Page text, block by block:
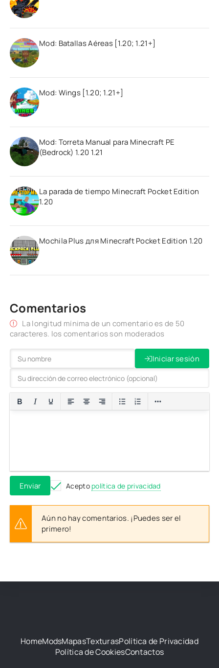
Mod: Batallas Aéreas [1.20; 1.21+]
Mod: Wings [1.20; 1.21+]
Mod: Torreta Manual para Minecraft PE
(Bedrock) 1.20 1.21
La parada de tiempo Minecraft Pocket Edition
1.20
Mochila Plus для Minecraft Pocket Edition 1.20
Comentarios
La longitud mínima de un comentario es de 50
caracteres. los comentarios son moderados
Iniciar sesión
Enviar Acepto política de privacidad
Aún no hay comentarios. ¡Puedes ser el
primero!
HomeModsMapasTexturasPolítica de Privacidad
Política de CookiesContactos